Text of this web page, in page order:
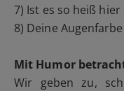
7) Ist es so heiß
8) Deine
Mit Humor
Wir geben zu,